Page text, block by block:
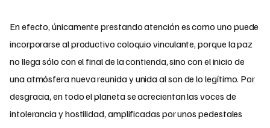
En efecto, únicamente prestando atención es como uno puede
incorporarse al productivo coloquio vinculante, porque la paz
no llega sólo con el final de la contienda, sino con el inicio de
una atmósfera nueva reunida y unida al son de lo legítimo. Por
desgracia, en todo el planeta se acrecientan las voces de
intolerancia y hostilidad, amplificadas por unos pedestales